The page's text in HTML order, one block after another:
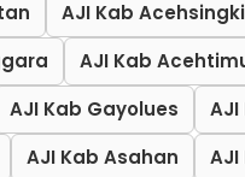
AJI Kab
AJI Kab
AJI Kab Gayolues
AJI Kab Asahan